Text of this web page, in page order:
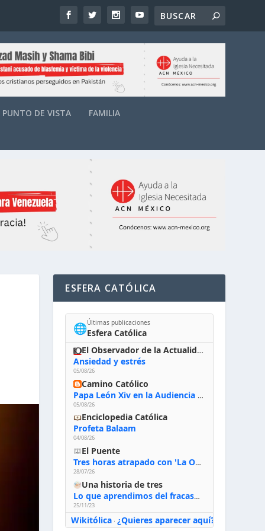
PUNTO DE VISTA FAMILIA
ESFERA CATÓLICA
🌐Últimas publicaciones
Esfera Católica
El Observador de la Actualidad
Ansiedad y estrés
05/08/26
Camino Católico
Papa León Xiv en la Audiencia General, 5-8-2026: «Dios en el primer puesto; la oración, nuestra primera obligación; la liturgia, la primera fuente de la vida divina que se nos comunica, la primera escuela de nuestra vida espiritual»
05/08/26
Enciclopedia Católica
Profeta Balaam
04/08/26
El Puente
Tres horas atrapado con 'La Odisea' de Nolan
28/07/26
Una historia de tres
Lo que aprendimos del fracaso al emprender
25/11/23
Wikitólica· ¿Quieres aparecer aquí?